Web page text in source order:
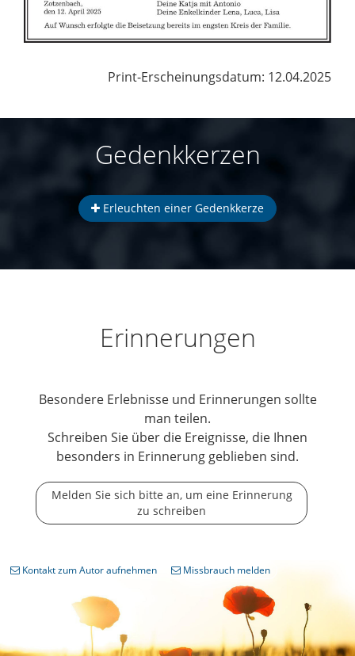
Print-Erscheinungsdatum: 12.04.2025
Gedenkkerzen
Erleuchten einer Gedenkkerze
Erinnerungen
Besondere Erlebnisse und Erinnerungen sollte
man teilen.
Schreiben Sie über die Ereignisse, die Ihnen
besonders in Erinnerung geblieben sind.
Melden Sie sich bitte an, um eine Erinnerung
zu schreiben
Kontakt zum Autor aufnehmen Missbrauch melden